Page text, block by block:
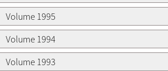
Volume 1995
Volume 1994
Volume 1993